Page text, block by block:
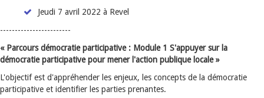
Jeudi 7 avril 2022 à Revel
------------------------
« Parcours démocratie participative : Module 1 S'appuyer sur la
démocratie participative pour mener l'action publique locale »
L'objectif est d'appréhender les enjeux, les concepts de la démocratie
participative et identifier les parties prenantes.